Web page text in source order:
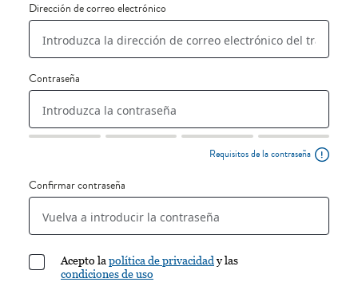
Dirección de correo electrónico
Contraseña
Requisitos de la contraseña
Confirmar contraseña
Acepto lapolítica de privacidady las
condiciones de uso